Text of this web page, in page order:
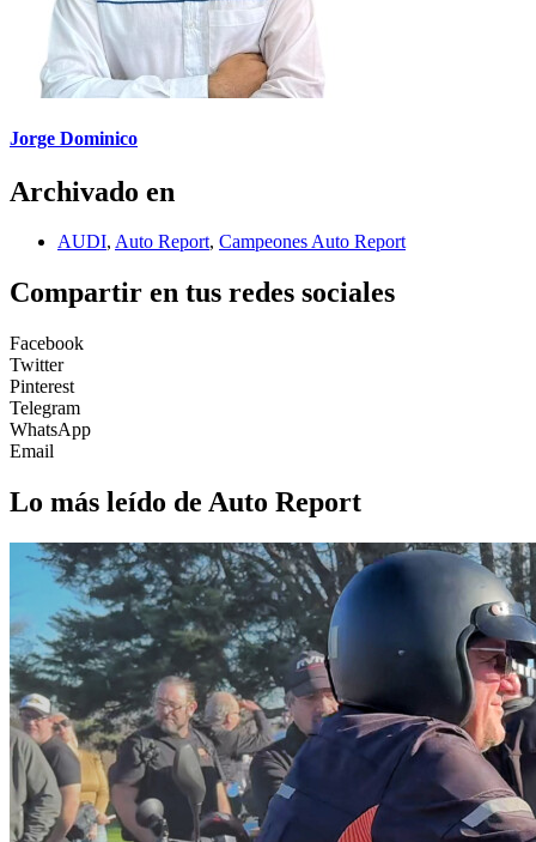
Jorge Dominico
Archivado en
AUDI, Auto Report, Campeones Auto Report
Compartir en tus redes sociales
Facebook
Twitter
Pinterest
Telegram
WhatsApp
Email
Lo más leído de Auto Report